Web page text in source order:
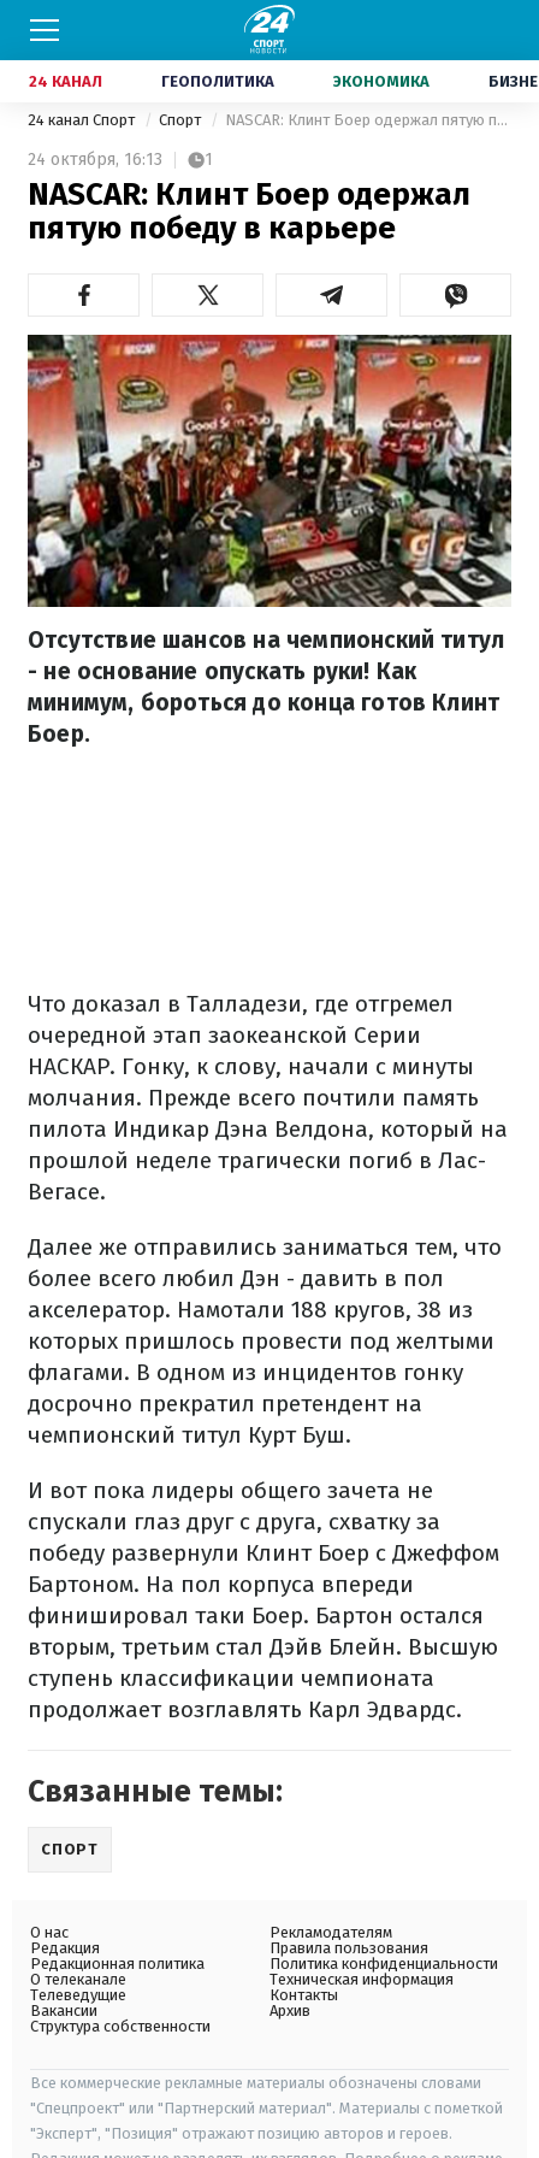
24 КАНАЛ ГЕОПОЛИТИКА ЭКОНОМИКА
24 канал Спорт Спорт NASCAR: Клинт Боер одержал пятую победу в карьере
24 октября, 16:13 1
NASCAR: Клинт Боер одержал
пятую победу в карьере
Отсутствие шансов на чемпионский титул
- не основание опускать руки! Как
минимум, бороться до конца готов Клинт
Боер.
Что доказал в Талладези, где отгремел
очередной этап заокеанской Серии
НАСКАР. Гонку, к слову, начали с минуты
молчания. Прежде всего почтили память
пилота Индикар Дэна Велдона, который на
прошлой неделе трагически погиб в Лас-
Вегасе.
Далее же отправились заниматься тем, что
более всего любил Дэн - давить в пол
акселератор. Намотали 188 кругов, 38 из
которых пришлось провести под желтыми
флагами. В одном из инцидентов гонку
досрочно прекратил претендент на
чемпионский титул Курт Буш.
И вот пока лидеры общего зачета не
спускали глаз друг с друга, схватку за
победу развернули Клинт Боер с Джеффом
Бартоном. На пол корпуса впереди
финишировал таки Боер. Бартон остался
вторым, третьим стал Дэйв Блейн. Высшую
ступень классификации чемпионата
продолжает возглавлять Карл Эдвардс.
Связанные темы:
СПОРТ
О нас
Редакция
Редакционная политика
О телеканале
Телеведущие
Вакансии
Структура собственности
Рекламодателям
Правила пользования
Политика конфиденциальности
Техническая информация
Контакты
Архив
Все коммерческие рекламные материалы обозначены словами
"Спецпроект" или "Партнерский материал". Материалы с пометкой
"Эксперт", "Позиция" отражают позицию авторов и героев.